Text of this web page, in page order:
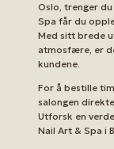
Oslo, trenger du
Spa får du
Med sitt brede
atmosfære, er
kundene.
For å bestille
salongen
Utforsk en
Nail Art & Spa i